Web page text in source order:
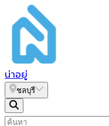
น่าอยู่
ชลบุรี